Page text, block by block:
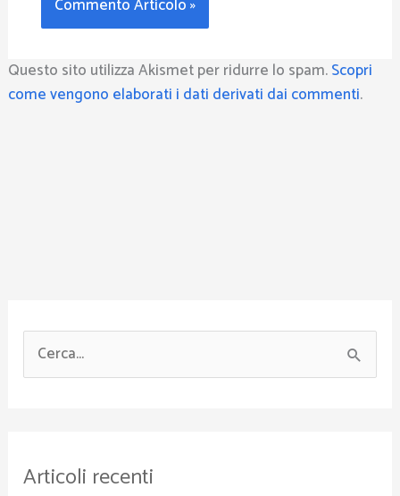
Questo sito utilizza Akismet per ridurre lo spam.Scopri
come vengono elaborati i dati derivati dai commenti.
e
a
Articoli recenti